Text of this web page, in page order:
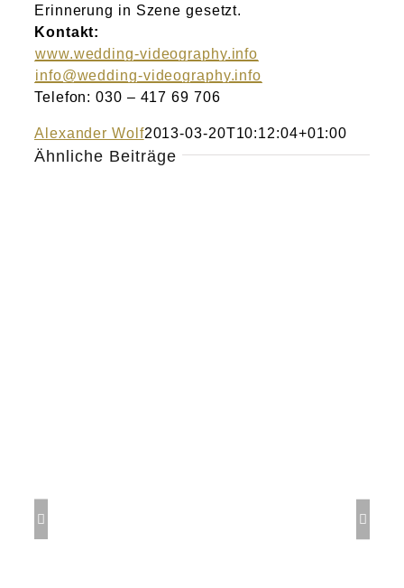
Erinnerung in Szene gesetzt.
Kontakt:
www.wedding-videography.info
info@wedding-videography.info
Telefon: 030 – 417 69 706
Alexander Wolf2013-03-20T10:12:04+01:00
Ähnliche Beiträge